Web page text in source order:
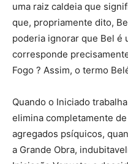
uma raiz caldeia que
que, propriamente dito,
poderia ignorar que Bel é
corresponde
Fogo ? Assim, o termo
Quando o Iniciado
elimina completamente
agregados psíquicos,
a Grande Obra,